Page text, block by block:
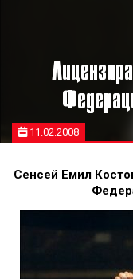
11.02.2008
Сенсей Емил